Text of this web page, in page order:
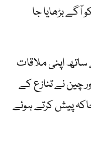
بڑھایا جا
اپنی ملاقات
چین نے تنازع کے
پیش کرتے ہوئے